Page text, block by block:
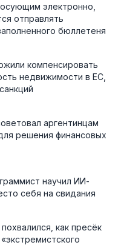
электронно,
отправлять
бюллетеня
компенсировать
недвижимости в ЕС,
аргентинцам
решения финансовых
научил ИИ-
себя на свидания
как пресёк